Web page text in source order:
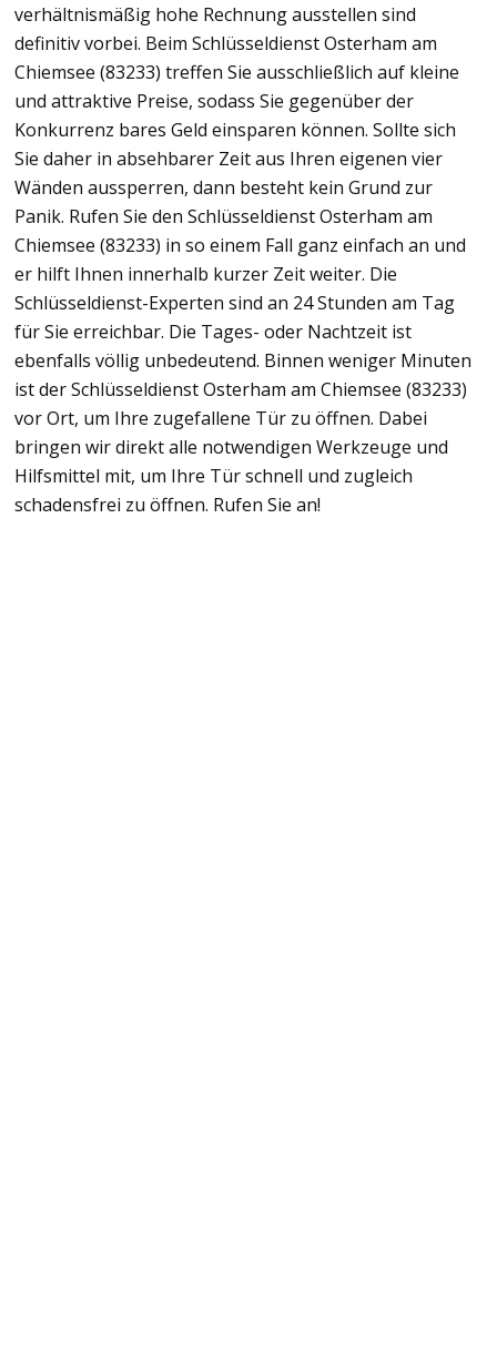
verhältnismäßig hohe Rechnung ausstellen sind
definitiv vorbei. Beim Schlüsseldienst Osterham am
Chiemsee (83233) treffen Sie ausschließlich auf kleine
und attraktive Preise, sodass Sie gegenüber der
Konkurrenz bares Geld einsparen können. Sollte sich
Sie daher in absehbarer Zeit aus Ihren eigenen vier
Wänden aussperren, dann besteht kein Grund zur
Panik. Rufen Sie den Schlüsseldienst Osterham am
Chiemsee (83233) in so einem Fall ganz einfach an und
er hilft Ihnen innerhalb kurzer Zeit weiter. Die
Schlüsseldienst-Experten sind an 24 Stunden am Tag
für Sie erreichbar. Die Tages- oder Nachtzeit ist
ebenfalls völlig unbedeutend. Binnen weniger Minuten
ist der Schlüsseldienst Osterham am Chiemsee (83233)
vor Ort, um Ihre zugefallene Tür zu öffnen. Dabei
bringen wir direkt alle notwendigen Werkzeuge und
Hilfsmittel mit, um Ihre Tür schnell und zugleich
schadensfrei zu öffnen. Rufen Sie an!